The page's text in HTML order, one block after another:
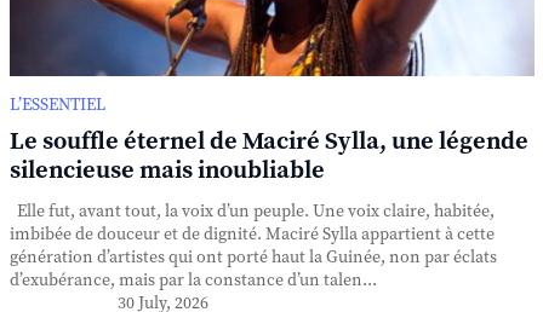
L’ESSENTIEL
Le souffle éternel de Maciré Sylla, une légende
silencieuse mais inoubliable
Elle fut, avant tout, la voix d’un peuple. Une voix claire, habitée,
imbibée de douceur et de dignité. Maciré Sylla appartient à cette
génération d’artistes qui ont porté haut la Guinée, non par éclats
d’exubérance, mais par la constance d’un talen...
30 July, 2026